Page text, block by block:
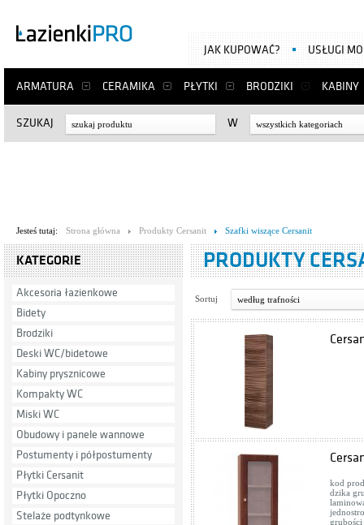
ARMATURA CERAMIKA PŁYTKI BRODZIKI KABINY
JAK KUPOWAĆ? USŁUGI
SZUKAJ W wszystkich kategoriach
Jesteś tutaj: Strona główna Produkty Cersanit Szafki wiszące Cersanit
KATEGORIE
Akcesoria łazienkowe
Bidety
Brodziki
Deski WC/bidetowe
Kabiny prysznicowe
Kompakty WC
Miski WC
Obudowy i panele wannowe
Postumenty i półpostumenty
Płytki Cersanit
Płytki Opoczno
Stelaże podtynkowe
PRODUKTY
Sortuj według trafności
kod
dzika